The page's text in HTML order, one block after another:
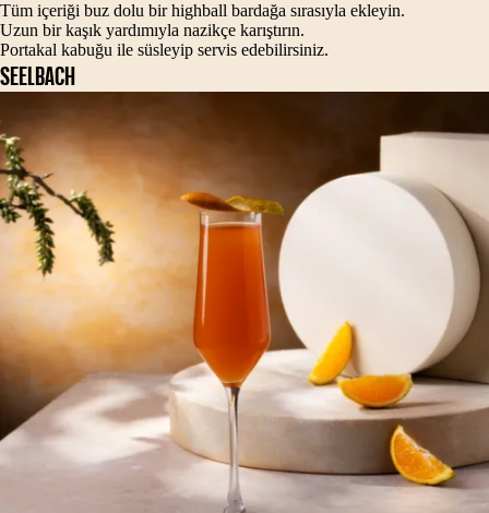
Tüm içeriği buz dolu bir highball bardağa sırasıyla ekleyin.
Uzun bir kaşık yardımıyla nazikçe karıştırın.
Portakal kabuğu ile süsleyip servis edebilirsiniz.
SEELBACH